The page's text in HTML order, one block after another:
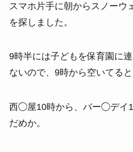
スマホ片手に朝からスノーウ
を探しました。
9時半には子どもを保育園に
ないので、9時から空いてると
西◯屋10時から、バー◯デイ
だめか。